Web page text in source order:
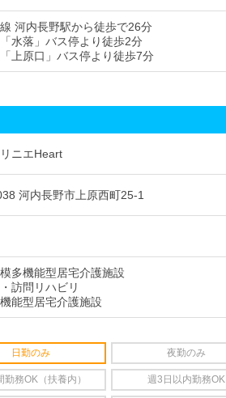
河内長野駅から徒歩で26分
水落」バス停より徒歩2分
上原口」バス停より徒歩7分
ニエHeart
河内⻑野市上原⻄町25-1
多機能型居宅介護施設
訪問リハビリ
能型居宅介護施設
日勤のみ 夜勤のみ
勤務OK（扶養内） 週3日以内勤務OK